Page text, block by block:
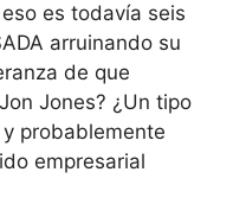
es todavía seis
arruinando su
de que
Jones? ¿Un tipo
probablemente
empresarial